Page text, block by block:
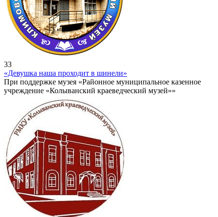
33
«Девушка наша проходит в шинели»
При поддержке музея «Районное муниципальное казенное
учреждение «Колыванский краеведческий музей»»